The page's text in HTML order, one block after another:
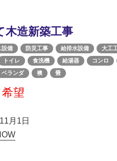
木造新築工事
設備 防災工事 給排水設備 大工
トイレ 食洗機 給湯器 コンロ
ベランダ 襖 畳
望
月1日